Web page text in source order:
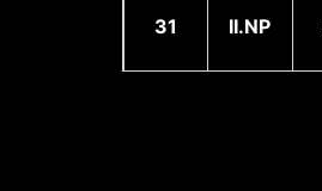
31 II.NP